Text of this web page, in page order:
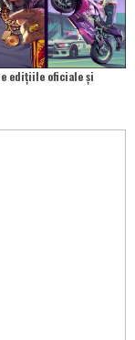
edițiile oficiale și